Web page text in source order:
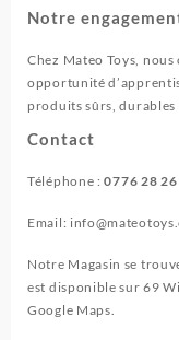
Notre
Chez Mateo Toys,
opportunité
produits sûrs, durables
Contact
Téléphone :0776 28
Email:
Notre Magasin se
est disponible sur 69
Google Maps.